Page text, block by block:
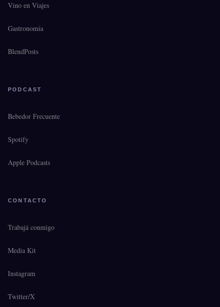
Vino en Viajes
Gastronomía
BlendPosts
PODCAST
Bebedor Frecuente
Spotify
Apple Podcasts
CONTACTO
Trabajá conmigo
Media Kit
Instagram
Twitter/X